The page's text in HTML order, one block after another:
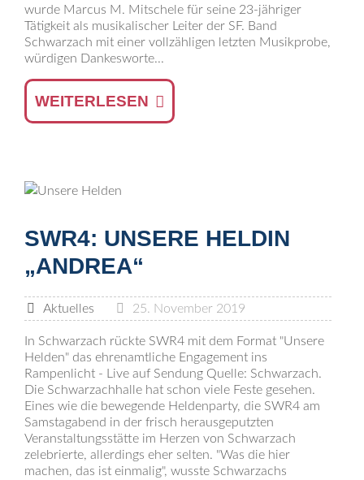
wurde Marcus M. Mitschele für seine 23-jähriger
Tätigkeit als musikalischer Leiter der SF. Band
Schwarzach mit einer vollzähligen letzten Musikprobe,
würdigen Dankesworte...
WEITERLESEN
SWR4: UNSERE HELDIN
„ANDREA“
Aktuelles 25. November 2019
In Schwarzach rückte SWR4 mit dem Format "Unsere
Helden" das ehrenamtliche Engagement ins
Rampenlicht - Live auf Sendung Quelle: Schwarzach.
Die Schwarzachhalle hat schon viele Feste gesehen.
Eines wie die bewegende Heldenparty, die SWR4 am
Samstagabend in der frisch herausgeputzten
Veranstaltungsstätte im Herzen von Schwarzach
zelebrierte, allerdings eher selten. "Was die hier
machen, das ist einmalig", wusste Schwarzachs